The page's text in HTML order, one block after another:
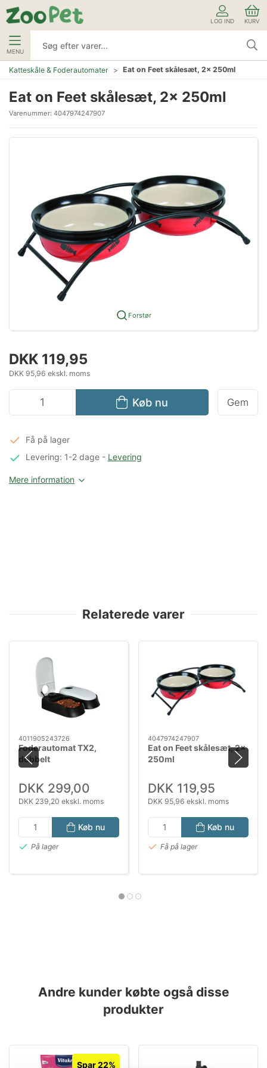
LOG IND KURV
MENU
Katteskåle & Foderautomater Eat on Feet skålesæt, 2x 250ml
Eat on Feet skålesæt, 2x 250ml
Varenummer: 4047974247907
Forstør
DKK 119,95
DKK 95,96 ekskl. moms
Køb nu Gem
Få på lager
Levering: 1-2 dage- Levering
Mere information
Relaterede varer
4011905243726
Foderautomat TX2,
dobbelt
DKK 299,00
DKK 239,20 ekskl. moms
Køb nu
På lager
4047974247907
Eat on Feet skålesæt, 2x
250ml
DKK 119,95
DKK 95,96 ekskl. moms
Køb nu
Få på lager
Andre kunder købte også disse
produkter
Spar 22%